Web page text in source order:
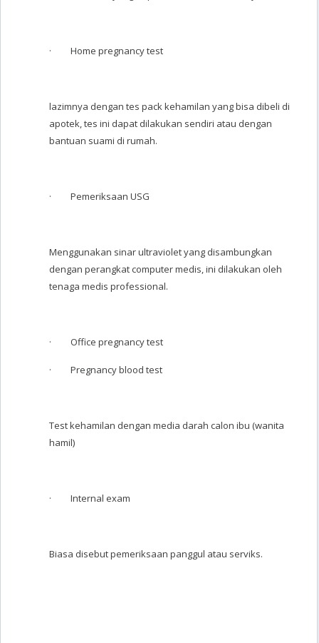
· Home pregnancy test
lazimnya dengan tes pack kehamilan yang bisa dibeli di
apotek, tes ini dapat dilakukan sendiri atau dengan
bantuan suami di rumah.
· Pemeriksaan USG
Menggunakan sinar ultraviolet yang disambungkan
dengan perangkat computer medis, ini dilakukan oleh
tenaga medis professional.
· Office pregnancy test
· Pregnancy blood test
Test kehamilan dengan media darah calon ibu (wanita
hamil)
· Internal exam
Biasa disebut pemeriksaan panggul atau serviks.